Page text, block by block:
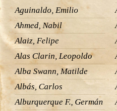
Aguinaldo, Emilio
Ahmed, Nabil
Alaiz, Felipe
Alas Clarin, Leopoldo
Alba Swann, Matilde
Albás, Carlos
Alburquerque F., Germán